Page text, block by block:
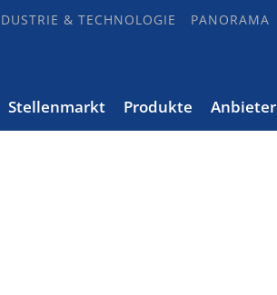
& TECHNOLOGIE PANORAMA
Stellenmarkt Produkte Anbieter